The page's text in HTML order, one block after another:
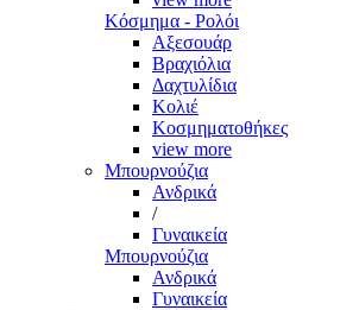
Κόσμημα - Ρολόι
Αξεσουάρ
Βραχιόλια
Δαχτυλίδια
Κολιέ
Κοσμηματοθήκες
view more
Μπουρνούζια
Ανδρικά
/
Γυναικεία
Μπουρνούζια
Ανδρικά
Γυναικεία